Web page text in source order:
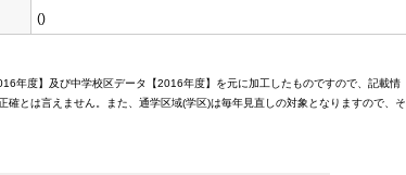
()
年度】及び中学校区データ【2016年度】を元に加工したものですので、記載情
とは言えません。また、通学区域(学区)は毎年見直しの対象となりますので、そ